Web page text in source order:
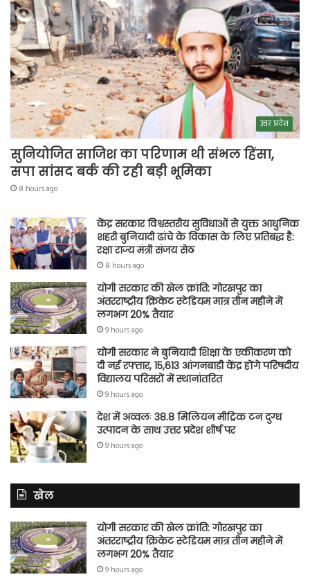
उत्तर प्रदेश
सुनियोजित साजिश का परिणाम थी संभल हिंसा,
सपा सांसद बर्क की रही बड़ी भूमिका
8 hours ago
केंद्र सरकार विश्वस्तरीय सुविधाओं से युक्त आधुनिक
शहरी बुनियादी ढांचे के विकास के लिए प्रतिबद्ध है:
रक्षा राज्य मंत्री संजय सेठ
8 hours ago
योगी सरकार की खेल क्रांति: गोरखपुर का
अंतरराष्ट्रीय क्रिकेट स्टेडियम मात्र तीन महीने में
लगभग 20% तैयार
9 hours ago
योगी सरकार ने बुनियादी शिक्षा के एकीकरण को
दी नई रफ्तार, 15,613 आंगनबाड़ी केंद्र होंगे परिषदीय
विद्यालय परिसरों में स्थानांतरित
9 hours ago
देश में अव्वलः 38.8 मिलियन मीट्रिक टन दुग्ध
उत्पादन के साथ उत्तर प्रदेश शीर्ष पर
9 hours ago
खेल
योगी सरकार की खेल क्रांति: गोरखपुर का
अंतरराष्ट्रीय क्रिकेट स्टेडियम मात्र तीन महीने में
लगभग 20% तैयार
9 hours ago